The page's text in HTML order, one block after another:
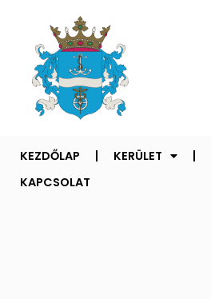
KEZDŐLAP KERÜLET
KAPCSOLAT